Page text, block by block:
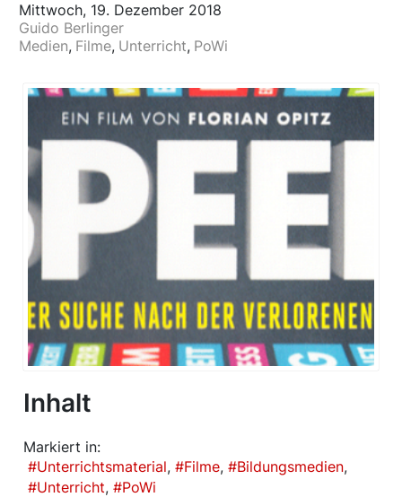
Mittwoch, 19. Dezember 2018
Guido Berlinger
Medien Filme Unterricht PoWi
Inhalt
Markiert in:
Unterrichtsmaterial
Filme
Bildungsmedien
Unterricht
PoWi